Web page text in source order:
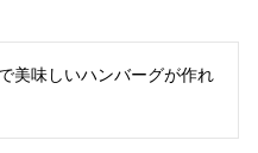
美味しいハンバーグが作れ